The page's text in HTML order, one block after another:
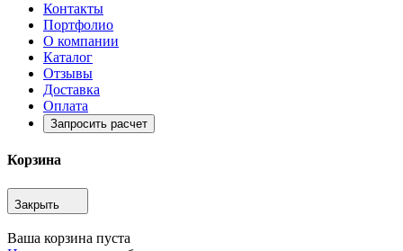
Контакты
Портфолио
О компании
Каталог
Отзывы
Доставка
Оплата
Запросить расчет
Корзина
Закрыть
Ваша корзина пуста